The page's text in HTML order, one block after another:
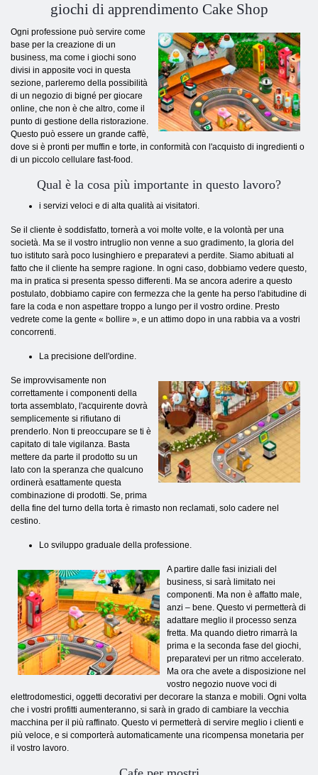
giochi di apprendimento Cake Shop
Ogni professione può servire come
base per la creazione di un
business, ma come i giochi sono
divisi in apposite voci in questa
sezione, parleremo della possibilità
di un negozio di bigné per giocare
online, che non è che altro, come il
punto di gestione della ristorazione.
Questo può essere un grande caffè,
dove si è pronti per muffin e torte, in conformità con l'acquisto di ingredienti o
di un piccolo cellulare fast-food.
Qual è la cosa più importante in questo lavoro?
i servizi veloci e di alta qualità ai visitatori.
Se il cliente è soddisfatto, tornerà a voi molte volte, e la volontà per una
società. Ma se il vostro intruglio non venne a suo gradimento, la gloria del
tuo istituto sarà poco lusinghiero e preparatevi a perdite. Siamo abituati al
fatto che il cliente ha sempre ragione. In ogni caso, dobbiamo vedere questo,
ma in pratica si presenta spesso differenti. Ma se ancora aderire a questo
postulato, dobbiamo capire con fermezza che la gente ha perso l'abitudine di
fare la coda e non aspettare troppo a lungo per il vostro ordine. Presto
vedrete come la gente « bollire », e un attimo dopo in una rabbia va a vostri
concorrenti.
La precisione dell'ordine.
Se improvvisamente non
correttamente i componenti della
torta assemblato, l'acquirente dovrà
semplicemente si rifiutano di
prenderlo. Non ti preoccupare se ti è
capitato di tale vigilanza. Basta
mettere da parte il prodotto su un
lato con la speranza che qualcuno
ordinerà esattamente questa
combinazione di prodotti. Se, prima
della fine del turno della torta è rimasto non reclamati, solo cadere nel
cestino.
Lo sviluppo graduale della professione.
A partire dalle fasi iniziali del
business, si sarà limitato nei
componenti. Ma non è affatto male,
anzi – bene. Questo vi permetterà di
adattare meglio il processo senza
fretta. Ma quando dietro rimarrà la
prima e la seconda fase del giochi,
preparatevi per un ritmo accelerato.
Ma ora che avete a disposizione nel
vostro negozio nuove voci di
elettrodomestici, oggetti decorativi per decorare la stanza e mobili. Ogni volta
che i vostri profitti aumenteranno, si sarà in grado di cambiare la vecchia
macchina per il più raffinato. Questo vi permetterà di servire meglio i clienti e
più veloce, e si comporterà automaticamente una ricompensa monetaria per
il vostro lavoro.